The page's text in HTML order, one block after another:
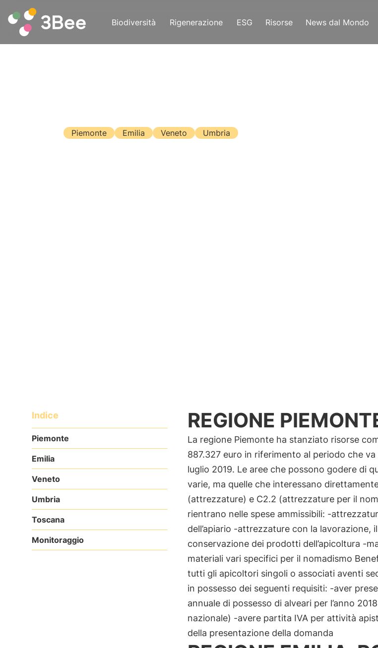
Biodiversità Rigenerazione ESG Risorse News dal Mondo
Piemonte Emilia Veneto Umbria
Indice
Piemonte
Emilia
Veneto
Umbria
Toscana
Monitoraggio
REGIONE
La regione Piemonte ha stanziato risorse
887.327 euro in riferimento al periodo che va
luglio 2019. Le aree che possono godere di
varie, ma quelle che interessano
(attrezzature) e C2.2 (attrezzature per il
rientrano nelle spese ammissibili: -
dell’apiario -attrezzature con la lavorazione,
conservazione dei prodotti dell’apicoltura -
materiali vari specifici per il nomadismo
tutti gli apicoltori singoli o associati aventi
in possesso dei seguenti requisiti: -aver
annuale di possesso di alveari per l’anno
nazionale) -avere partita IVA per attività
della presentazione della domanda